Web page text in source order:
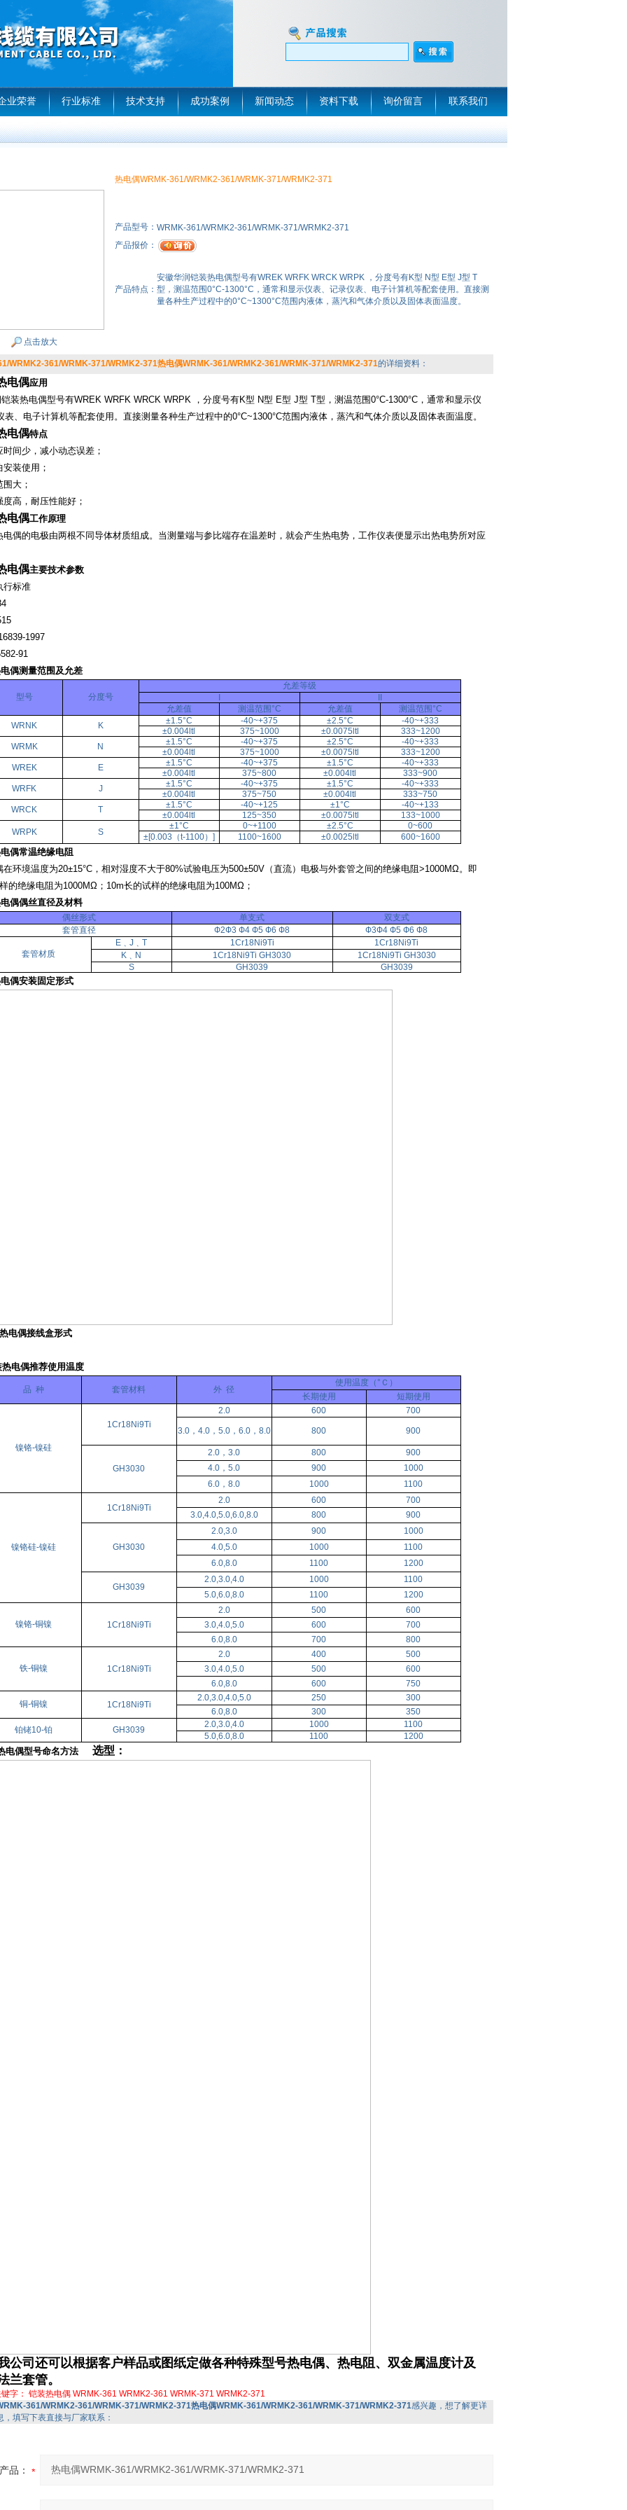
业荣誉 行业标准 技术支持 成功案例 新闻动态 资料下载 询价留言 联系我们
热电偶WRMK-361/WRMK2-361/WRMK-371/WRMK2-371
点击放大
产品型号： WRMK-361/WRMK2-361/WRMK-371/WRMK2-371
产品报价：
产品特点：
安徽华润铠装热电偶型号有WREK WRFK WRCK WRPK ，分度号有K型 N型 E型 J型 T
型，测温范围0°C-1300°C，通常和显示仪表、记录仪表、电子计算机等配套使用。直接测
量各种生产过程中的0°C~1300°C范围内液体，蒸汽和气体介质以及固体表面温度。
WRMK2-361/WRMK-371/WRMK2-371热电偶WRMK-361/WRMK2-361/WRMK-371/WRMK2-371的详细资料：
电偶应用
装热电偶型号有WREK WRFK WRCK WRPK ，分度号有K型 N型 E型 J型 T型，测温范围0°C-1300°C，通常和显示仪
表、电子计算机等配套使用。直接测量各种生产过程中的0°C~1300°C范围内液体，蒸汽和气体介质以及固体表面温度。
电偶特点
少，减小动态误差；
使用；
大；
，耐压性能好；
电偶工作原理
的电极由两根不同导体材质组成。当测量端与参比端存在温差时，就会产生热电势，工作仪表便显示出热电势所对应
电偶主要技术参数
标准
1997
91
偶测量范围及允差
型号 分度号
允差等级
允差值
测温范围°C 允差值
测温范围°C
WRNK
K ±1.5°C -40~+375 ±2.5°C
-40~+333
±0.004ltl
375~1000 ±0.0075ltl
333~1200
WRMK
N ±1.5°C -40~+375 ±2.5°C
-40~+333
±0.004ltl
375~1000 ±0.0075ltl
333~1200
WREK
E ±1.5°C -40~+375 ±1.5°C
-40~+333
±0.004ltl
375~800 ±0.004ltl
333~900
WRFK
J ±1.5°C -40~+375 ±1.5°C
-40~+333
±0.004ltl
375~750 ±0.004ltl
333~750
WRCK
T ±1.5°C -40~+125 ±1°C
-40~+133
±0.004ltl
125~350 ±0.0075ltl
133~1000
WRPK
S
±1°C 0~+1100 ±2.5°C
0~600
±[0.003（t-1100）]
1100~1600 ±0.0025ltl 600~1600
偶常温绝缘电阻
境温度为20±15°C，相对湿度不大于80%试验电压为500±50V（直流）电极与外套管之间的绝缘电阻>1000MΩ。即
的绝缘电阻为1000MΩ；10m长的试样的绝缘电阻为100MΩ；
偶偶丝直径及材料
偶丝形式 单支式
双支式
套管直径
Ф2Ф3 Ф4 Ф5 Ф6 Ф8 Ф3Ф4 Ф5 Ф6 Ф8
套管材质
E﹑J﹑T 1Cr18Ni9Ti
1Cr18Ni9Ti
K﹑N
1Cr18Ni9Ti GH3030
1Cr18Ni9Ti GH3030
S
GH3039 GH3039
偶安装固定形式
电偶接线盒形式
电偶推荐使用温度
品 种 套管材料 外 径
使用温度（°Ｃ）
长期使用
短期使用
镍铬-镍硅
1Cr18Ni9Ti
2.0 600 700
3.0，4.0，5.0，6.0，8.0 800 900
GH3030
2.0，3.0 800
900
4.0，5.0
900
1000
6.0，8.0
1000 1100
镍铬硅-镍硅
1Cr18Ni9Ti
2.0 600
700
3.0,4.0,5.0,6.0,8.0
800 900
GH3030
2.0,3.0 900
1000
4.0,5.0
1000
1100
6.0,8.0
1100 1200
GH3039
2.0,3.0,4.0 1000
1100
5.0,6.0,8.0
1100 1200
镍铬-铜镍 1Cr18Ni9Ti
2.0 500
600
3.0,4.0,5.0
600
700
6.0,8.0
700 800
铁-铜镍 1Cr18Ni9Ti
2.0 400
500
3.0,4.0,5.0
500
600
6.0,8.0
600 750
铜-铜镍 1Cr18Ni9Ti
2.0,3.0,4.0,5.0 250
300
6.0,8.0
300
350
铂铑10-铂
GH3039
2.0,3.0,4.0 1000
1100
5.0,6.0,8.0
1100 1200
电偶型号命名方法 选型：
公司还可以根据客户样品或图纸定做各种特殊型号热电偶、热电阻、双金属温度计及
兰套管。
字： 铠装热电偶 WRMK-361 WRMK2-361 WRMK-371 WRMK2-371
361/WRMK2-361/WRMK-371/WRMK2-371热电偶WRMK-361/WRMK2-361/WRMK-371/WRMK2-371感兴趣，想了解更详
，填写下表直接与厂家联系：
产品：